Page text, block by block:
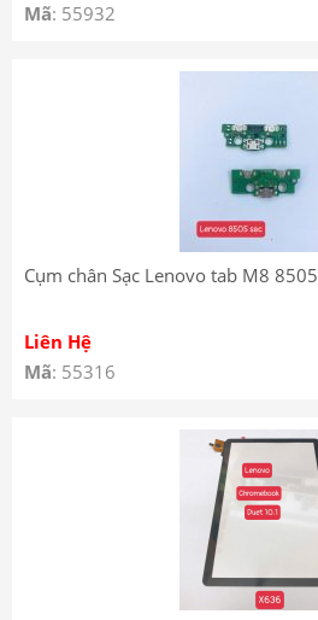
Mã: 55932
Cụm chân Sạc Lenovo tab M8 8505
Liên Hệ
Mã: 55316